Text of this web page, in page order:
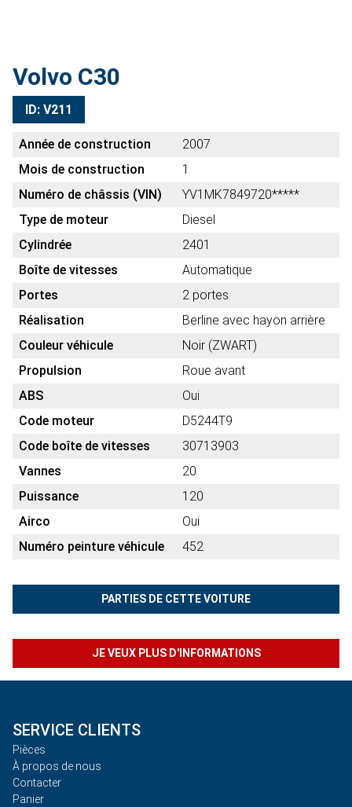
Volvo C30
ID: V211
Année de construction
2007
Mois de construction
1
Numéro de châssis (VIN)
YV1MK7849720*****
Type de moteur
Diesel
Cylindrée
2401
Boîte de vitesses
Automatique
Portes
2 portes
Réalisation
Berline avec hayon arrière
Couleur véhicule
Noir (ZWART)
Propulsion
Roue avant
ABS
Oui
Code moteur
D5244T9
Code boîte de vitesses
30713903
Vannes
20
Puissance
120
Airco
Oui
Numéro peinture véhicule
452
PARTIES DE CETTE VOITURE
JE VEUX PLUS D'INFORMATIONS
SERVICE CLIENTS
Pièces
À propos de nous
Contacter
Panier